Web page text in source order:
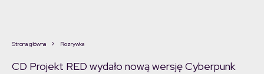
Strona główna Rozrywka
CD Projekt RED wydało nową wersję Cyberpunk